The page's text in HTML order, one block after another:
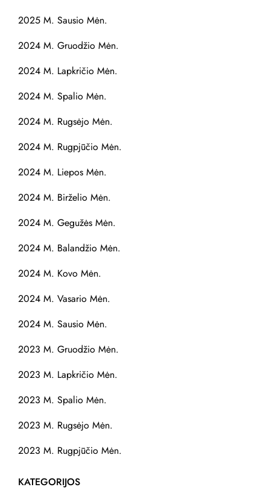
2025 M. Sausio Mėn.
2024 M. Gruodžio Mėn.
2024 M. Lapkričio Mėn.
2024 M. Spalio Mėn.
2024 M. Rugsėjo Mėn.
2024 M. Rugpjūčio Mėn.
2024 M. Liepos Mėn.
2024 M. Birželio Mėn.
2024 M. Gegužės Mėn.
2024 M. Balandžio Mėn.
2024 M. Kovo Mėn.
2024 M. Vasario Mėn.
2024 M. Sausio Mėn.
2023 M. Gruodžio Mėn.
2023 M. Lapkričio Mėn.
2023 M. Spalio Mėn.
2023 M. Rugsėjo Mėn.
2023 M. Rugpjūčio Mėn.
KATEGORIJOS